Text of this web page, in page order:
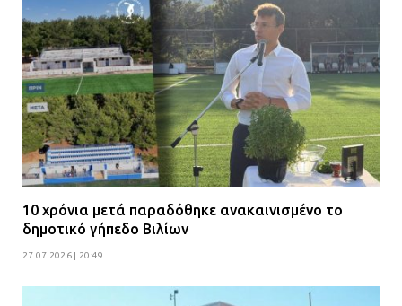
10 χρόνια μετά παραδόθηκε ανακαινισμένο το
δημοτικό γήπεδο Βιλίων
27.07.2026 | 20:49